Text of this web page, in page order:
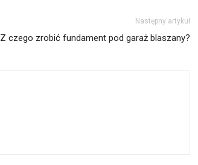
Następny artykuł
Z czego zrobić fundament pod garaż blaszany?